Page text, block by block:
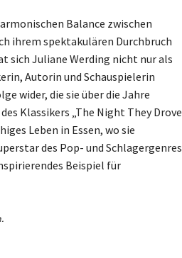
Balance zwischen
ihrem spektakulären Durchbruch
sich Juliane Werding nicht nur als
Autorin und Schauspielerin
wider, die sie über die Jahre
Klassikers „The Night They Drove
Leben in Essen, wo sie
des Pop- und Schlagergenres
Beispiel für